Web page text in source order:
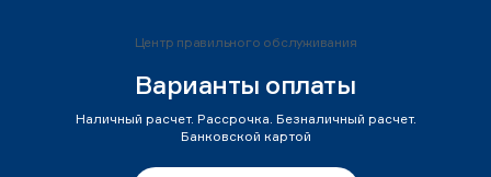
Центр правильного обслуживания
Варианты оплаты
Наличный расчет. Рассрочка. Безналичный расчет.
Банковской картой